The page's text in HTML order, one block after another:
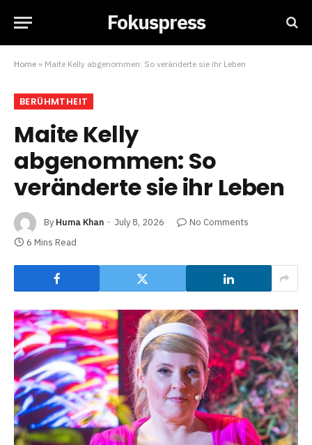
Fokuspress
Home » Maite Kelly abgenommen: So veränderte sie ihr Leben
BERÜHMTHEIT
Maite Kelly
abgenommen: So
veränderte sie ihr Leben
By Huma Khan July 8, 2026
No Comments
6 Mins Read